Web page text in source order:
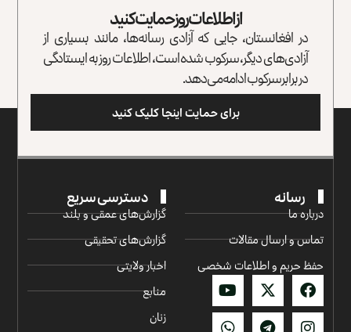
از اطلاعات روز حمایت کنید
در افغانستان، جایی که آزادی رسانه‌ها، مانند بسیاری از
آزادی‌های دیگر، سرکوب شده است، اطلاعات روز به ایستادگی
در برابر سرکوب ادامه می‌دهد.
برای حمایت اینجا کلیک کنید
رسانه
درباره ما
تماس و ارسال مقالات
حفظ حریم و اطلاعات شخصی
دسترسی سریع
گزارش‌‌های عمقی و بلند
گزارش‌های تحقیقی
اخبار ولایتی
منابع
زنان